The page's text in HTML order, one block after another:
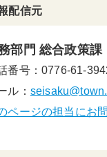
配信元
部門 総合政策課
番号：0776-61-
ル：
ページの担当にお